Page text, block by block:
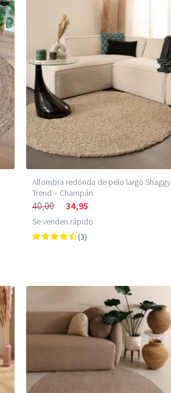
Alfombra redonda de pelo largo Shaggy
Trend – Champán
40,00 34,95
Se venden rápido
(3)